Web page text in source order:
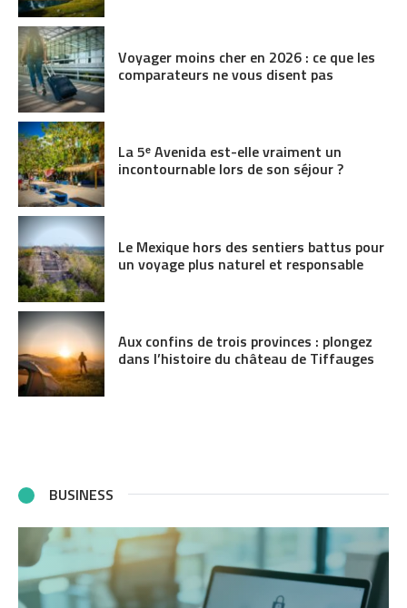
Voyager moins cher en 2026 : ce que les
comparateurs ne vous disent pas
La 5ᵉ Avenida est-elle vraiment un
incontournable lors de son séjour ?
Le Mexique hors des sentiers battus pour
un voyage plus naturel et responsable
Aux confins de trois provinces : plongez
dans l’histoire du château de Tiffauges
BUSINESS